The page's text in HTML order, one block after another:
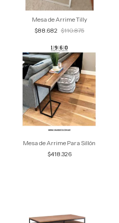
Mesa de Arrime Tilly
$88.682 $110.875
Mesa de Arrime Para Sillón
$418.326